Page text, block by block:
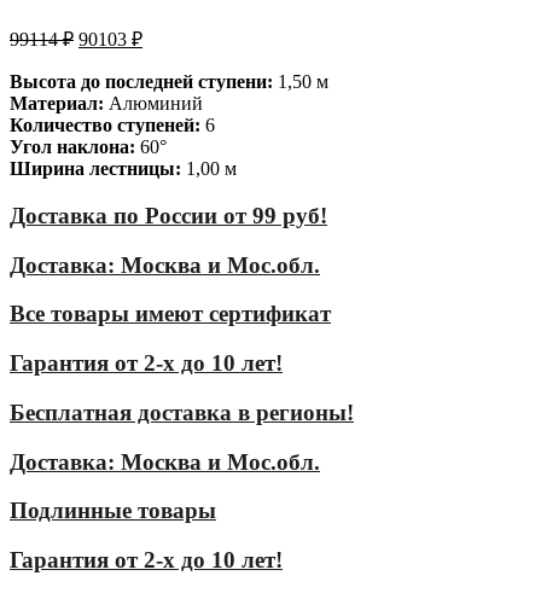
99114₽ 90103 ₽
Высота до последней ступени: 1,50 м
Материал: Алюминий
Количество ступеней: 6
Угол наклона: 60°
Ширина лестницы: 1,00 м
Доставка по России от 99 руб!
Доставка: Москва и Мос.обл.
Все товары имеют сертификат
Гарантия от 2-х до 10 лет!
Бесплатная доставка в регионы!
Доставка: Москва и Мос.обл.
Подлинные товары
Гарантия от 2-х до 10 лет!